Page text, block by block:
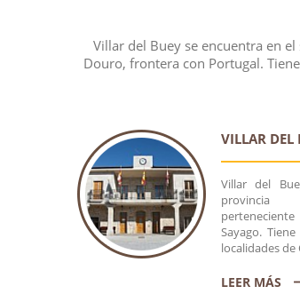
Villar del Buey se encuentra en
Douro, frontera con Portugal.
VILLAR DEL
Villar del
Sayago.
localidades de
LEER MÁS
GALERÍA VILLAR DEL BUEY